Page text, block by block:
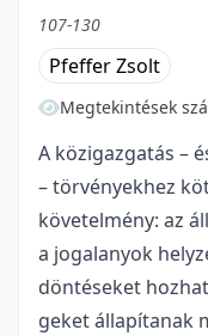
107-130
Pfeffer Zsolt
Megtekintések
A közigazgatás –
– törvényekhez
követelmény: az
a jogalanyok
döntéseket
geket állapítanak